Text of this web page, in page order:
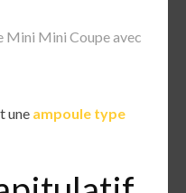
Mini Mini Coupe avec
une ampoule type